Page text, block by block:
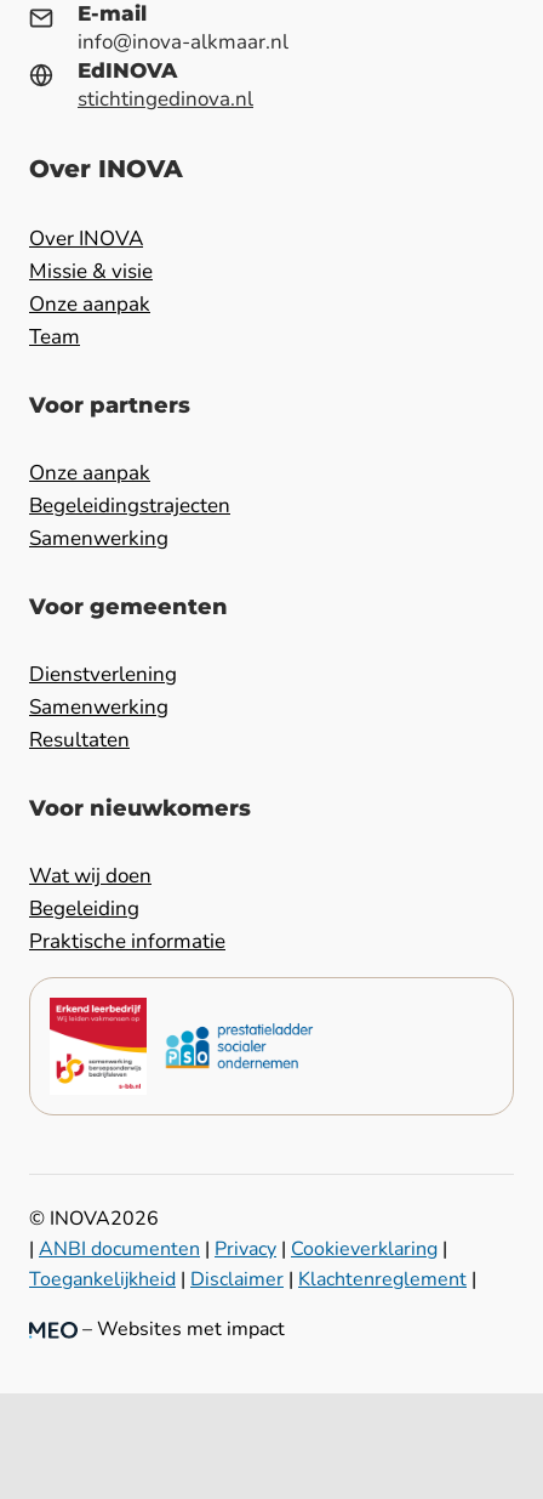
E-mail
info@inova-alkmaar.nl
EdINOVA
stichtingedinova.nl
Over INOVA
Over INOVA
Missie & visie
Onze aanpak
Team
Voor partners
Onze aanpak
Begeleidingstrajecten
Samenwerking
Voor gemeenten
Dienstverlening
Samenwerking
Resultaten
Voor nieuwkomers
Wat wij doen
Begeleiding
Praktische informatie
© INOVA2026
| ANBI documenten | Privacy | Cookieverklaring |
Toegankelijkheid | Disclaimer | Klachtenreglement |
– Websites met impact